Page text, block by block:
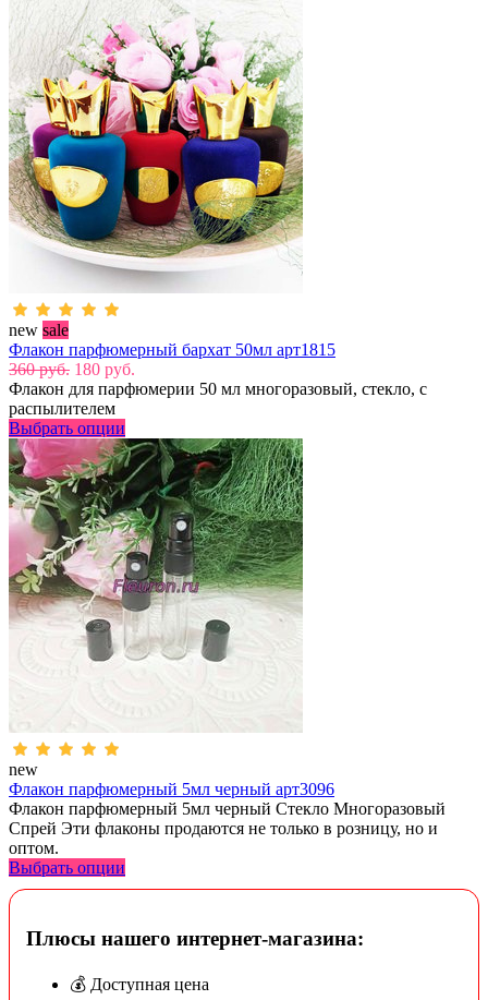
new sale
Флакон парфюмерный бархат 50мл арт1815
360 руб. 180 руб.
Флакон для парфюмерии 50 мл многоразовый, стекло, с
распылителем
Выбрать опции
new
Флакон парфюмерный 5мл черный арт3096
Флакон парфюмерный 5мл черный Стекло Многоразовый
Спрей Эти флаконы продаются не только в розницу, но и
оптом.
Выбрать опции
Плюсы нашего интернет-магазина:
💰 Доступная цена